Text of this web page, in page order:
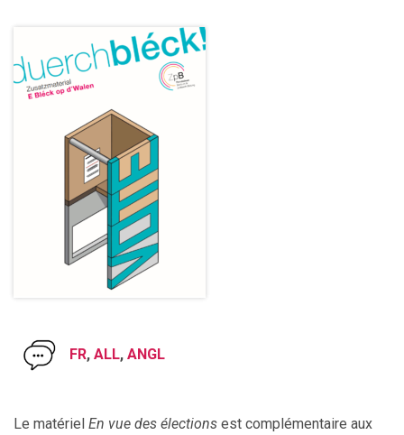
FR, ALL, ANGL
Le matériel En vue des élections est complémentaire aux